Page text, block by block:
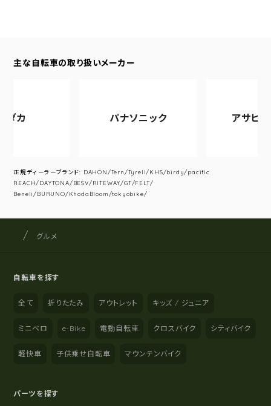
主な自転車の取り扱いメーカー
パナソニック アサヒサイ
正規ディーラーブランド: DAHON/Tern/Tyrell/KHS/birdy/pacific
REACH/DAYTONA/BESV/RITEWAY/GT/FELT/
Beneli/BURUNO/KhodaBloom/tokyobike/
サイト内の現在地
サイクルショップナカゴヤ
グルメ
自転車を探す
全て 折りたたみ アウトレット キッズ / ジュニア
ミニベロ e-Bike 電動自転車 クロスバイク シティバイク
軽快車 子供乗せ自転車 マウンテンバイク
パーツを探す